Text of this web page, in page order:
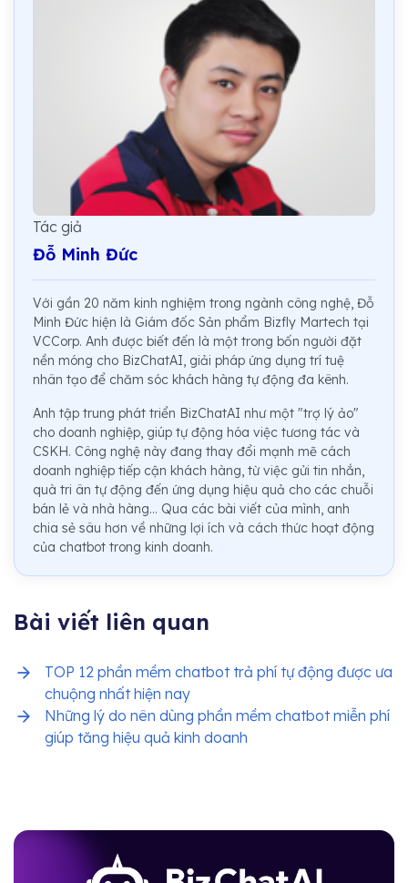
Tác giả
Đỗ Minh Đức
Với gần 20 năm kinh nghiệm trong ngành công nghệ, Đỗ
Minh Đức hiện là Giám đốc Sản phẩm Bizfly Martech tại
VCCorp. Anh được biết đến là một trong bốn người đặt
nền móng cho BizChatAI, giải pháp ứng dụng trí tuệ
nhân tạo để chăm sóc khách hàng tự động đa kênh.
Anh tập trung phát triển BizChatAI như một "trợ lý ảo"
cho doanh nghiệp, giúp tự động hóa việc tương tác và
CSKH. Công nghệ này đang thay đổi mạnh mẽ cách
doanh nghiệp tiếp cận khách hàng, từ việc gửi tin nhắn,
quà tri ân tự động đến ứng dụng hiệu quả cho các chuỗi
bán lẻ và nhà hàng... Qua các bài viết của mình, anh
chia sẻ sâu hơn về những lợi ích và cách thức hoạt động
của chatbot trong kinh doanh.
Bài viết liên quan
TOP 12 phần mềm chatbot trả phí tự động được ưa
chuộng nhất hiện nay
Những lý do nên dùng phần mềm chatbot miễn phí
giúp tăng hiệu quả kinh doanh